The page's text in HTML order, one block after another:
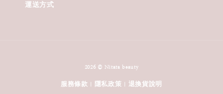
運送方式
2026 © Nitata beauty
服務條款 隱私政策 退換貨說明